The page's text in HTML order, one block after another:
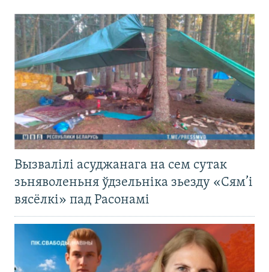
Вызвалілі асуджанага на сем сутак
зьняволеньня ўдзельніка зьезду «Сям’і
вясёлкі» пад Расонамі